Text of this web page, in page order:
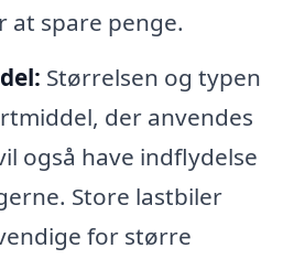
at spare penge.
Størrelsen og typen
der anvendes
også have indflydelse
Store lastbiler
for større